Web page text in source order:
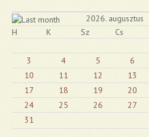
2026. augusztus
H
K Sz Cs
3
4 5 6
10
11 12 13
17
18 19 20
24
25 26 27
31